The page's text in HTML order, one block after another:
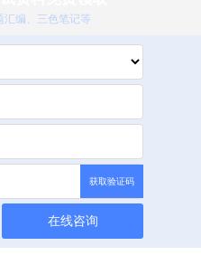
汇编、三色笔记等
获取验证码
在线咨询